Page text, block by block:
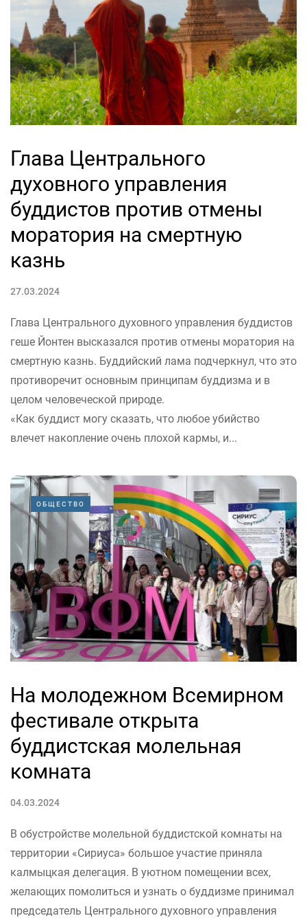
Глава Центрального
духовного управления
буддистов против отмены
моратория на смертную
казнь
27.03.2024
Глава Центрального духовного управления буддистов
геше Йонтен высказался против отмены моратория на
смертную казнь. Буддийский лама подчеркнул, что это
противоречит основным принципам буддизма и в
целом человеческой природе.
«Как буддист могу сказать, что любое убийство
влечет накопление очень плохой кармы, и...
ОБЩЕСТВО
На молодежном Всемирном
фестивале открыта
буддистская молельная
комната
04.03.2024
В обустройстве молельной буддистской комнаты на
территории «Сириуса» большое участие приняла
калмыцкая делегация. В уютном помещении всех,
желающих помолиться и узнать о буддизме принимал
председатель Центрального духовного управления